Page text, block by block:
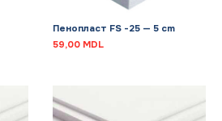
Пенопласт FS -25 — 5 cm
59,00 MDL